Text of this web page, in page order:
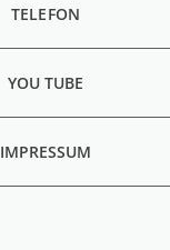
TELEFON
IMPRESSUM
YOU TUBE